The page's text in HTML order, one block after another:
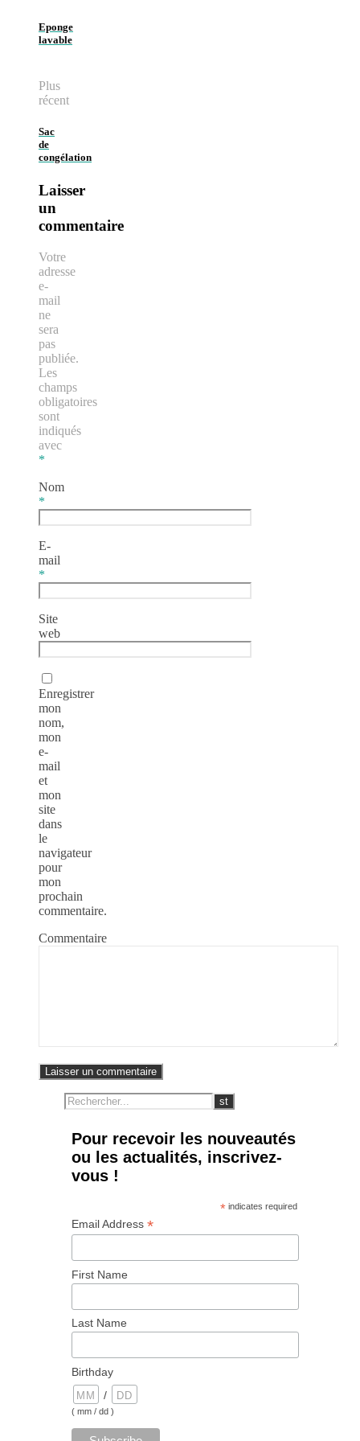
Eponge
lavable
Plus
récent
Sac
de
congélation
Laisser
un
commentaire
Votre
adresse
e-
mail
ne
sera
pas
publiée.
Les
champs
obligatoires
sont
indiqués
avec
*
Nom
*
E-
mail
*
Site
web
Enregistrer
mon
nom,
mon
e-
mail
et
mon
site
dans
le
navigateur
pour
mon
prochain
commentaire.
Commentaire
Pour recevoir les nouveautés
ou les actualités, inscrivez-
vous !
* indicates required
Email Address*
First Name
Last Name
Birthday
/
( mm / dd )